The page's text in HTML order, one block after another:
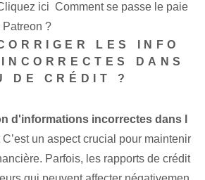
ici Comment se passe le paie
Patreon ?
LES INFO
DANS
DE CRÉDIT ?
d'informations incorrectes dans l
C’est un aspect crucial pour maintenir
Parfois, les rapports de crédit